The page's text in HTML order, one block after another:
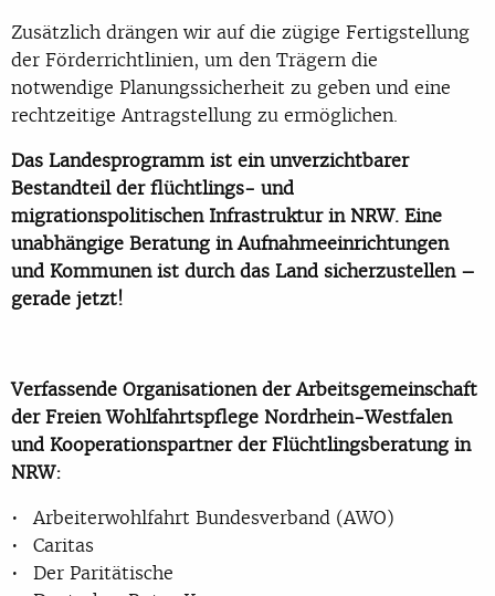
Zusätzlich drängen wir auf die zügige Fertigstellung
der Förderrichtlinien, um den Trägern die
notwendige Planungssicherheit zu geben und eine
rechtzeitige Antragstellung zu ermöglichen.
Das Landesprogramm ist ein unverzichtbarer
Bestandteil der flüchtlings- und
migrationspolitischen Infrastruktur in NRW. Eine
unabhängige Beratung in Aufnahmeeinrichtungen
und Kommunen ist durch das Land sicherzustellen –
gerade jetzt!
Verfassende Organisationen der Arbeitsgemeinschaft
der Freien Wohlfahrtspflege Nordrhein-Westfalen
und Kooperationspartner der Flüchtlingsberatung in
NRW:
Arbeiterwohlfahrt Bundesverband (AWO)
Caritas
Der Paritätische